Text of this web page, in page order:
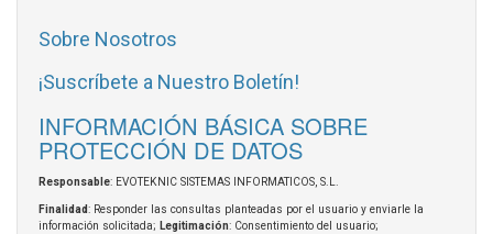
Sobre Nosotros
¡Suscríbete a Nuestro Boletín!
INFORMACIÓN BÁSICA SOBRE
PROTECCIÓN DE DATOS
Responsable: EVOTEKNIC SISTEMAS INFORMATICOS, S.L.
Finalidad: Responder las consultas planteadas por el usuario y enviarle la
información solicitada; Legitimación: Consentimiento del usuario;